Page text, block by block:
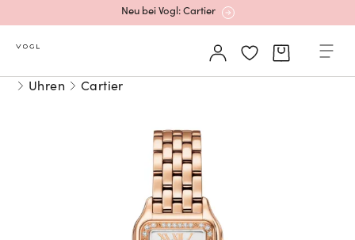
Neu bei Vogl: Cartier
Mehr erfahren: Ikonische Uhren von Cartier
Rolex Certified Pre-Owned entdecken
Neu bei Vogl: Uhren von Grand Seiko
Uhren Cartier